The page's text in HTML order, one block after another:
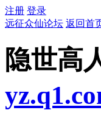
注册 登录
远征众仙论坛 返回首
隐世高